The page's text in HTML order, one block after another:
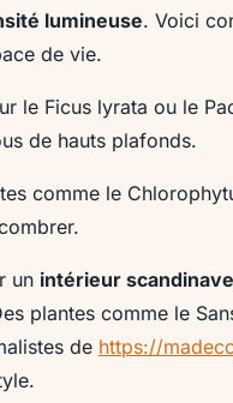
lumineuse. Voici
de vie.
le Ficus lyrata ou le
de hauts plafonds.
comme le
un intérieur scandinave
plantes comme le
de https://